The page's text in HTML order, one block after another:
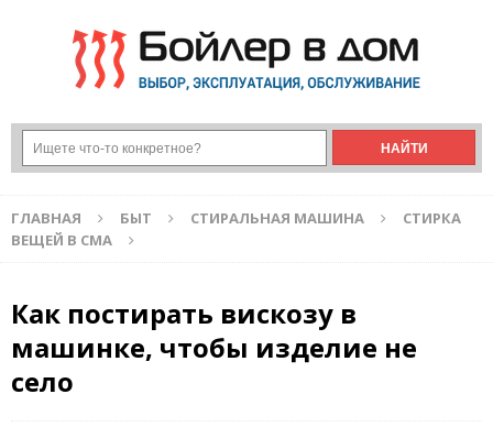
ГЛАВНАЯ БЫТ СТИРАЛЬНАЯ МАШИНА
СТИРКА
ВЕЩЕЙ В СМА
Как постирать вискозу в
машинке, чтобы изделие не
село